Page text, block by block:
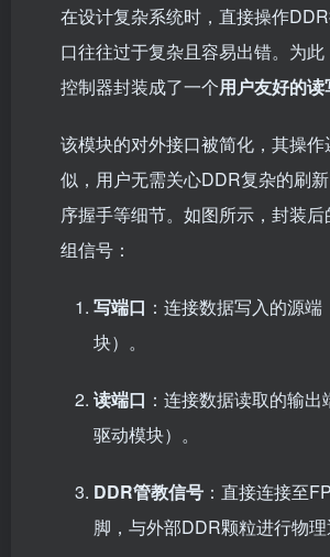
在设计复杂系统时，直接操作
口往往过于复杂且容易出错。为
控制器封装成了一个用户友好的
该模块的对外接口被简化，其操
似，用户无需关心DDR复杂的刷
序握手等细节。如图所示，封装
组信号：
写端口 ：连接数据写入的源
块）。
读端口 ：连接数据读取的输
驱动模块）。
DDR管教信号 ：直接连接至
脚，与外部DDR颗粒进行物理